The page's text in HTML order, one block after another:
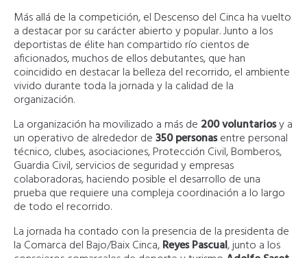
Más allá de la competición, el Descenso del Cinca ha vuelto
a destacar por su carácter abierto y popular. Junto a los
deportistas de élite han compartido río cientos de
aficionados, muchos de ellos debutantes, que han
coincidido en destacar la belleza del recorrido, el ambiente
vivido durante toda la jornada y la calidad de la
organización.
La organización ha movilizado a más de 200 voluntariosy a
un operativo de alrededor de350 personasentre personal
técnico, clubes, asociaciones, Protección Civil, Bomberos,
Guardia Civil, servicios de seguridad y empresas
colaboradoras, haciendo posible el desarrollo de una
prueba que requiere una compleja coordinación a lo largo
de todo el recorrido.
La jornada ha contado con la presencia de la presidenta de
la Comarca del Bajo/Baix Cinca,Reyes Pascual, junto a los